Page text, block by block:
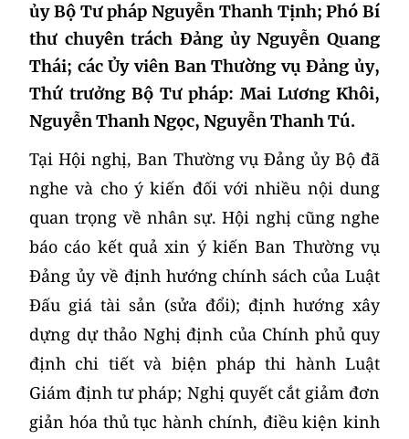
ủy Bộ Tư pháp Nguyễn Thanh Tịnh; Phó Bí
thư chuyên trách Đảng ủy Nguyễn Quang
Thái; các Ủy viên Ban Thường vụ Đảng ủy,
Thứ trưởng Bộ Tư pháp: Mai Lương Khôi,
Nguyễn Thanh Ngọc, Nguyễn Thanh Tú.
Tại Hội nghị, Ban Thường vụ Đảng ủy Bộ đã
nghe và cho ý kiến đối với nhiều nội dung
quan trọng về nhân sự. Hội nghị cũng nghe
báo cáo kết quả xin ý kiến Ban Thường vụ
Đảng ủy về định hướng chính sách của Luật
Đấu giá tài sản (sửa đổi); định hướng xây
dựng dự thảo Nghị định của Chính phủ quy
định chi tiết và biện pháp thi hành Luật
Giám định tư pháp; Nghị quyết cắt giảm đơn
giản hóa thủ tục hành chính, điều kiện kinh